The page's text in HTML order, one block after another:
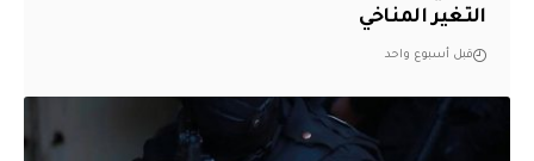
التغير المناخي
قبل أسبوع واحد